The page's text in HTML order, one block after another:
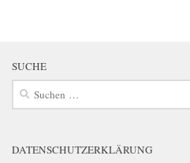
SUCHE
Suchen
nach:
DATENSCHUTZERKLÄRUNG